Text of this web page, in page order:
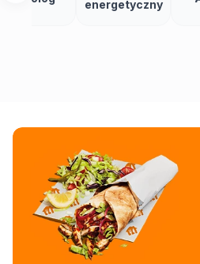
energetyczny